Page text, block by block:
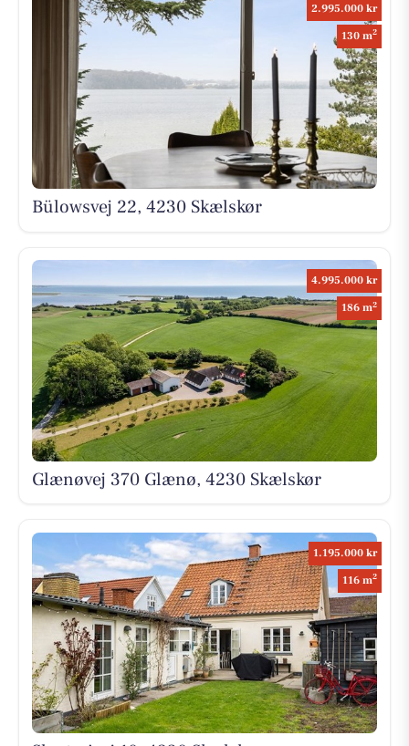
2.995.000 kr
130 m2
Bülowsvej 22, 4230 Skælskør
4.995.000 kr
186 m2
Glænøvej 370 Glænø, 4230 Skælskør
1.195.000 kr
116 m2